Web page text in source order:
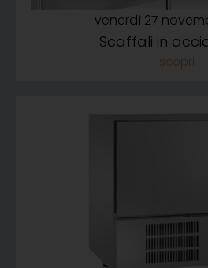
venerdì 27
Scaffali in